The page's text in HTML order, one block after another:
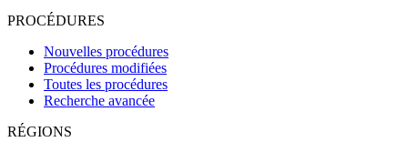
PROCÉDURES
Nouvelles procédures
Procédures modifiées
Toutes les procédures
Recherche avancée
RÉGIONS